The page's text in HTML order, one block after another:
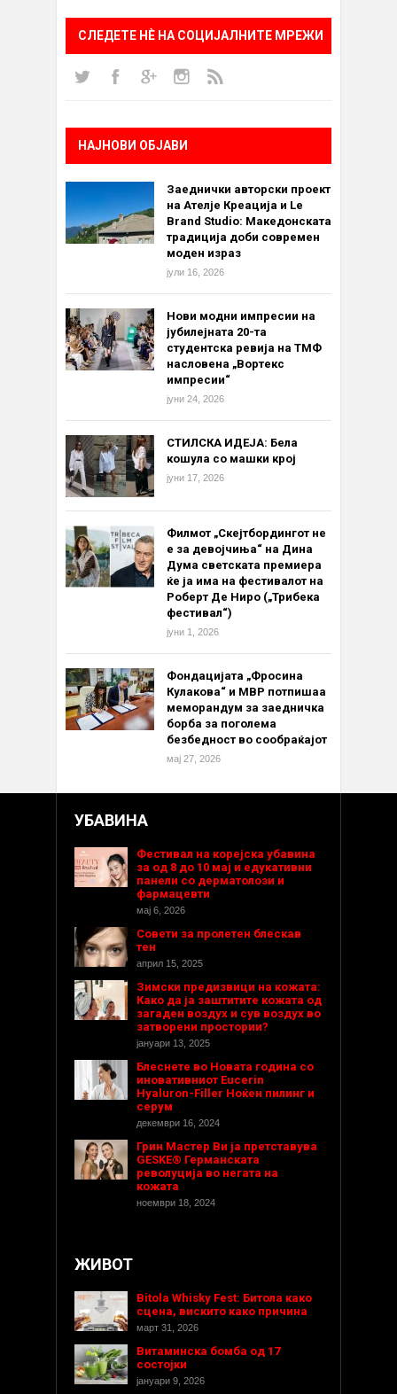
СЛЕДЕТЕ НÈ НА СОЦИЈАЛНИТЕ МРЕЖИ
НАЈНОВИ ОБЈАВИ
Заеднички авторски проект
на Ателје Креација и Le
Brand Studio: Македонската
традиција доби современ
моден израз
јули 16, 2026
Нови модни импресии на
јубилејната 20-та
студентска ревија на ТМФ
насловена „Вортекс
импресии“
јуни 24, 2026
СТИЛСКА ИДЕЈА: Бела
кошула со машки крој
јуни 17, 2026
Филмот „Скејтбордингот не
е за девојчиња“ на Дина
Дума светската премиера
ќе ја има на фестивалот на
Роберт Де Ниро („Трибека
фестивал“)
јуни 1, 2026
Фондацијата „Фросина
Кулакова“ и МВР потпишаа
меморандум за заедничка
борба за поголема
безбедност во сообраќајот
мај 27, 2026
УБАВИНА
Фестивал на корејска убавина
за од 8 до 10 мај и едукативни
панели со дерматолози и
фармацевти
мај 6, 2026
Совети за пролетен блескав
тен
април 15, 2025
Зимски предизвици на кожата:
Како да ја заштитите кожата од
загаден воздух и сув воздух во
затворени простории?
јануари 13, 2025
Блеснете во Новата година со
иновативниот Eucerin
Hyaluron-Filler Ноќен пилинг и
серум
декември 16, 2024
Грин Мастер Ви ја претставува
GESKE® Германската
револуција во негата на
кожата
ноември 18, 2024
ЖИВОТ
Bitola Whisky Fest: Битола како
сцена, вискито како причина
март 31, 2026
Витаминска бомба од 17
состојки
јануари 9, 2026